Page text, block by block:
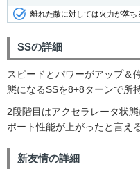
離れた敵に対しては火力が落ち
SSの詳細
スピードとパワーがアップ＆
態になるSSを8+8ターンで所
2段階目はアクセラレータ状
ポート性能が上がったと言える
新友情の詳細